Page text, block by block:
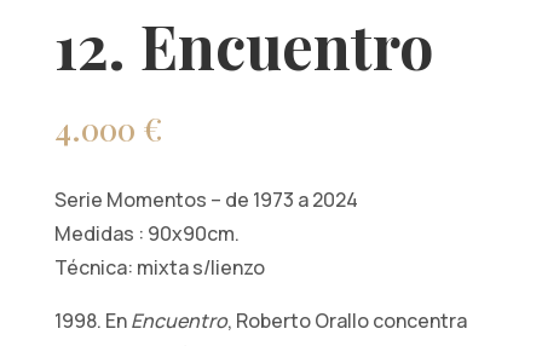
12. Encuentro
4.000 €
Serie Momentos – de 1973 a 2024
Medidas : 90x90cm.
Técnica: mixta s/lienzo
1998. EnEncuentro, Roberto Orallo concentra